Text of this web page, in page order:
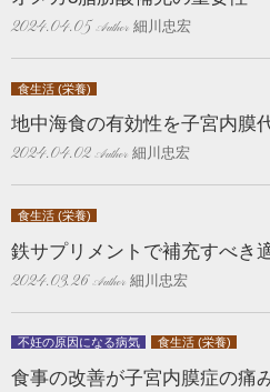
2024.04.05 細川忠宏
食生活 (栄養)
地中海食の有効性を子宮内膜
2024.04.02 細川忠宏
食生活 (栄養)
鉄サプリメントで補充すべき
2024.03.26 細川忠宏
不妊の原因になる病気 食生活 (栄養)
食事の改善が子宮内膜症の痛